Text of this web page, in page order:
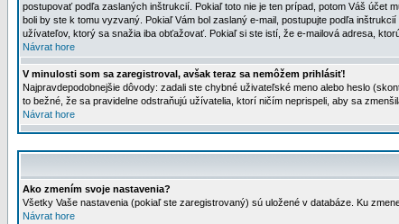
postupovať podľa zaslaných inštrukcií. Pokiaľ toto nie je ten prípad, potom Váš účet
boli by ste k tomu vyzvaný. Pokiaľ Vám bol zaslaný e-mail, postupujte podľa
užívateľov, ktorý sa snažia iba obťažovať. Pokiaľ si ste istí, že e-mailová adresa,
Návrat hore
V minulosti som sa zaregistroval, avšak teraz sa nemôžem prihlásiť!
Najpravdepodobnejšie dôvody: zadali ste chybné uživateľské meno alebo heslo
to bežné, že sa pravidelne odstraňujú užívatelia, ktorí ničím neprispeli, aby sa
Návrat hore
Ako zmením svoje nastavenia?
Všetky Vaše nastavenia (pokiaľ ste zaregistrovaný) sú uložené v databáze. Ku
Návrat hore